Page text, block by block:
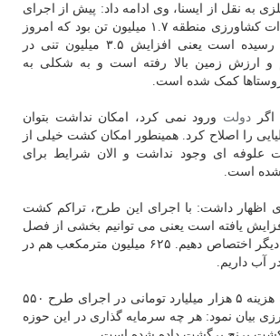
به نقل از ایسنا، وی ادامه داد: پیش از اجرای
پروژه، میزان تولیدات کشاورزی منطقه ۱.۷ میلیون تن بود که امروز
به ۵.۲ میلیون تن رسیده است یعنی افزایش ۳.۵ میلیون تنی در
و ارزش زمین بالا رفته است و به شکلی به
روستاها کمک شده است.
اگر دولت ورود نمی کرد، امکان نداشت بتوان
را اصلاح کرد. همینطور امکان کشت خیلی از
علوفه ای وجود نداشت و الان شرایط برای
شده است.
اظهار داشت: با اجرای این طرح، تراکم کشت
درصد افزایش یافته است یعنی می توانیم بخشی از فصل
کشت را به گیاهان دیگر اختصاص دهیم. ۶۲۵ میلیون مترمکعب هم در
آب داریم.
وی ضمن اشاره به هزینه ۵ هزار میلیارد تومانی در اجرای طرح ۵۵۰
بیان نمود: هر چه سرمایه گذاری در این حوزه